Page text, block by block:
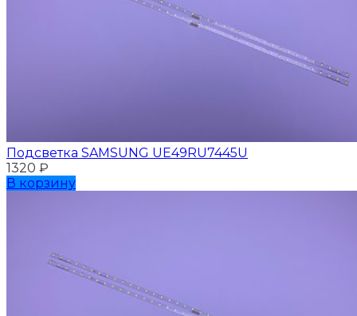
Подсветка SAMSUNG UЕ49RU7445U
1320 ₽
В корзину